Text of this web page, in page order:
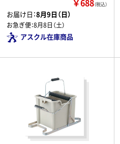
￥688（税込）
お届け日：8月9日（日）
お急ぎ便：8月8日（土）
アスクル在庫商品